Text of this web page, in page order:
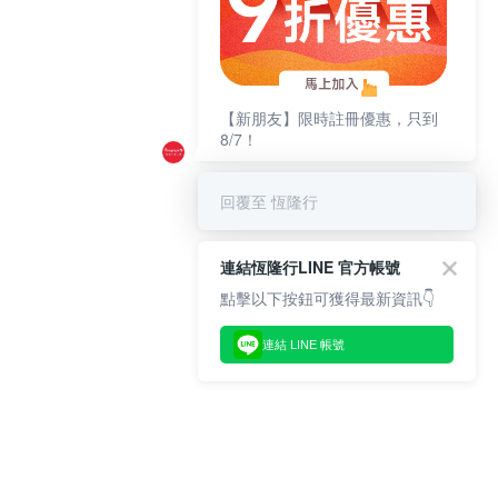
【新朋友】限時註冊優惠，只到
8/7！
回覆至 恆隆行
連結恆隆行LINE 官方帳號
點擊以下按鈕可獲得最新資訊👇
連結 LINE 帳號